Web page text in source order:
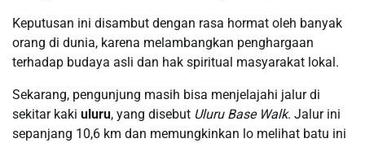
Keputusan ini disambut dengan rasa hormat oleh banyak
orang di dunia, karena melambangkan penghargaan
terhadap budaya asli dan hak spiritual masyarakat lokal.
Sekarang, pengunjung masih bisa menjelajahi jalur di
sekitar kaki uluru, yang disebut Uluru Base Walk. Jalur ini
sepanjang 10,6 km dan memungkinkan lo melihat batu ini